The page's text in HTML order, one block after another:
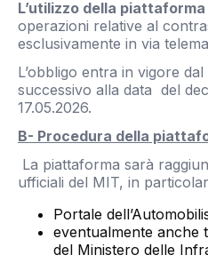
L’utilizzo della piattaforma
operazioni relative al
esclusivamente in via
L’obbligo entra in vigore
successivo alla data del
17.05.2026.
B- Procedura della
La piattaforma sarà
ufficiali del MIT, in
Portale
eventualmente anche
del Ministero delle